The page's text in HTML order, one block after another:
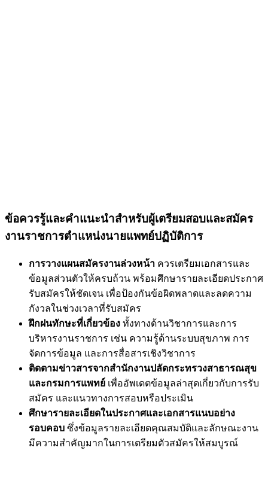
ข้อควรรู้และคำแนะนำสำหรับผู้เตรียมสอบและสมัคร
งานราชการตำแหน่งนายแพทย์ปฏิบัติการ
การวางแผนสมัครงานล่วงหน้า ควรเตรียมเอกสารและ
ข้อมูลส่วนตัวให้ครบถ้วน พร้อมศึกษารายละเอียดประกาศ
รับสมัครให้ชัดเจน เพื่อป้องกันข้อผิดพลาดและลดความ
กังวลในช่วงเวลาที่รับสมัคร
ฝึกฝนทักษะที่เกี่ยวข้อง ทั้งทางด้านวิชาการและการ
บริหารงานราชการ เช่น ความรู้ด้านระบบสุขภาพ การ
จัดการข้อมูล และการสื่อสารเชิงวิชาการ
ติดตามข่าวสารจากสำนักงานปลัดกระทรวงสาธารณสุข
และกรมการแพทย์ เพื่ออัพเดตข้อมูลล่าสุดเกี่ยวกับการรับ
สมัคร และแนวทางการสอบหรือประเมิน
ศึกษารายละเอียดในประกาศและเอกสารแนบอย่าง
รอบคอบ ซึ่งข้อมูลรายละเอียดคุณสมบัติและลักษณะงาน
มีความสำคัญมากในการเตรียมตัวสมัครให้สมบูรณ์